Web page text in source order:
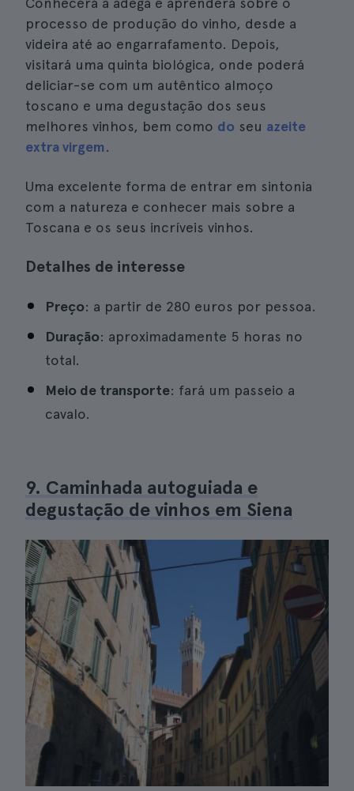
processo de produção do vinho, desde a
videira até ao engarrafamento. Depois,
visitará uma quinta biológica, onde poderá
deliciar-se com um autêntico almoço
toscano e uma degustação dos seus
melhores vinhos, bem como do seu azeite
extra virgem.
Uma excelente forma de entrar em sintonia
com a natureza e conhecer mais sobre a
Toscana e os seus incríveis vinhos.
Detalhes de interesse
Preço: a partir de 280 euros por pessoa.
Duração: aproximadamente 5 horas no
total.
Meio de transporte: fará um passeio a
cavalo.
9. Caminhada autoguiada e
degustação de vinhos em Siena